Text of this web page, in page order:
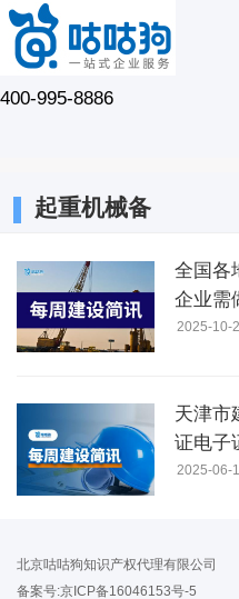
400-995-8886
起重机械备
全国各
企业需
2025-10-
天津市
证电子
2025-06-
北京咕咕狗知识产权代理有限公司
备案号:京ICP备16046153号-5